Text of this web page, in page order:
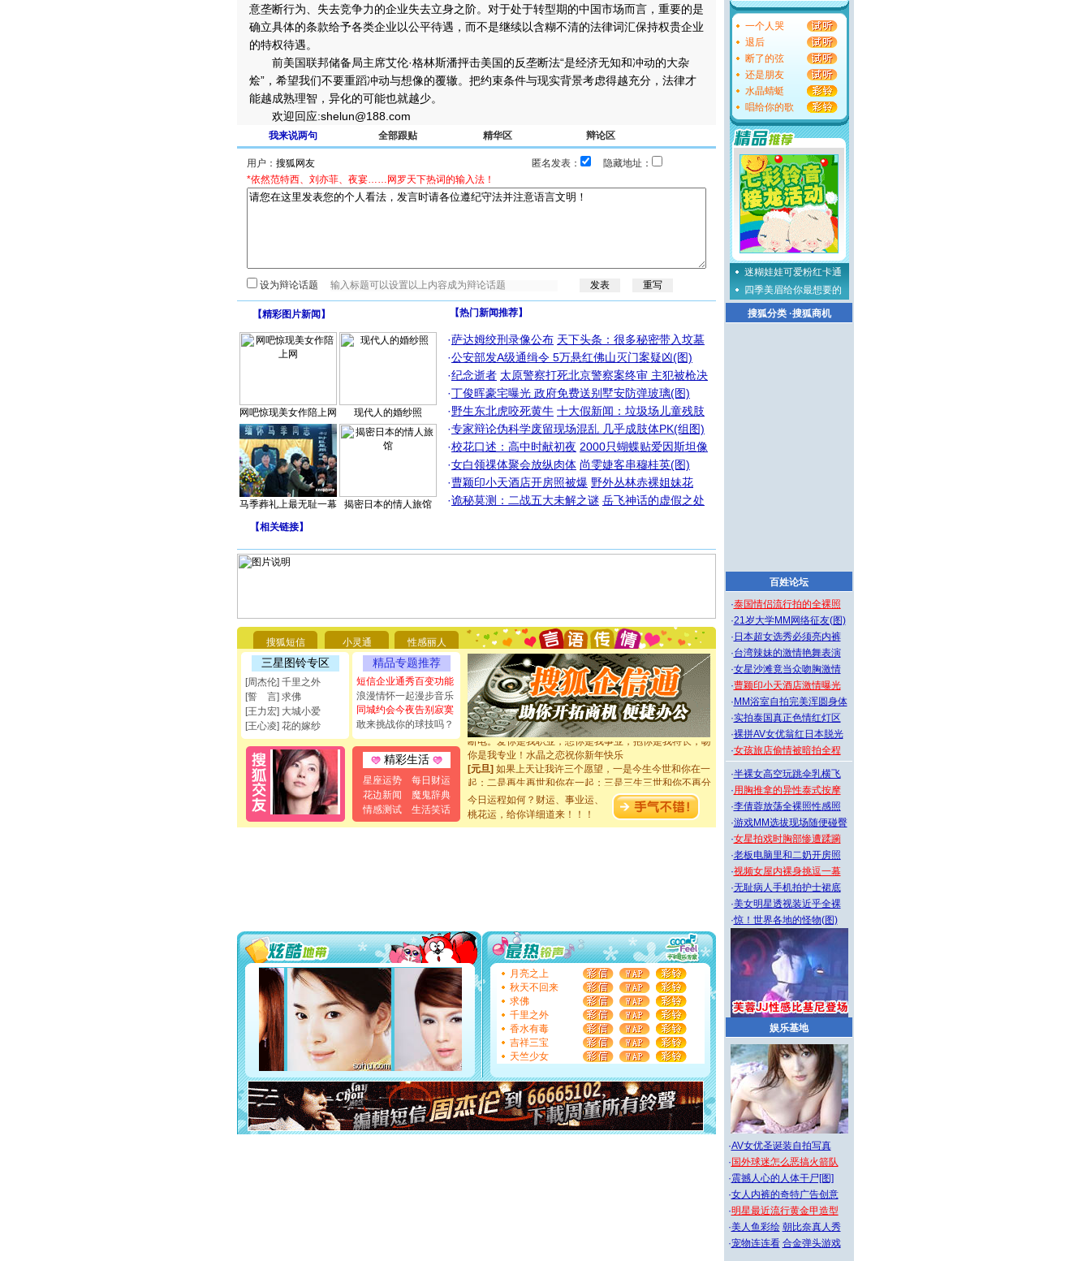
意垄断行为、失去竞争力的企业失去立身之阶。对于处于转型期的中国市场而言，重要的是
确立具体的条款给予各类企业以公平待遇，而不是继续以含糊不清的法律词汇保持权贵企业
的特权待遇。
前美国联邦储备局主席艾伦·格林斯潘抨击美国的反垄断法“是经济无知和冲动的大杂
烩”，希望我们不要重蹈冲动与想像的覆辙。把约束条件与现实背景考虑得越充分，法律才
能越成熟理智，异化的可能也就越少。
欢迎回应:shelun@188.com
我来说两句 全部跟贴 精华区 辩论区
用户： 匿名发表：
隐藏地址：
*依然范特西、刘亦菲、夜宴……网罗天下热词的输入法！
设为辩论话题
【精彩图片新闻 】
网吧惊现美女作陪上网 现代人的婚纱照
马季葬礼上最无耻一幕 揭密日本的情人旅馆
【热门新闻推荐】
·萨达姆绞刑录像公布 天下头条：很多秘密带入坟墓
·公安部发A级通缉令 5万悬红佛山灭门案疑凶(图)
·纪念逝者 太原警察打死北京警察案终审 主犯被枪决
·丁俊晖豪宅曝光 政府免费送别墅安防弹玻璃(图)
·野生东北虎咬死黄牛 十大假新闻：垃圾场儿童残肢
·专家辩论伪科学废留现场混乱 几乎成肢体PK(组图)
·校花口述：高中时献初夜 2000只蝴蝶贴爱因斯坦像
·女白领祼体聚会放纵肉体 尚雯婕客串穆桂英(图)
·曹颖印小天酒店开房照被爆 野外丛林赤裸姐妹花
·诡秘莫测：二战五大未解之谜 岳飞神话的虚假之处
【相关链接】
搜狐短信 小灵通 性感丽人
三星图铃专区
[周杰伦] 千里之外
[誓 言] 求佛
[王力宏] 大城小爱
[王心凌] 花的嫁纱
精品专题推荐
短信企业通秀百变功能
浪漫情怀一起漫步音乐
同城约会今夜告别寂寞
敢来挑战你的球技吗？
精彩生活
星座运势
每日财运
花边新闻
魔鬼辞典
情感测试
生活笑话
要平安！千万要知足！千万不要忘记我！
[圣诞节]不只这样的日子才会想起你,而是这样的日子才
能正大光明地骚扰你,告诉你,圣诞要快乐!新年要快乐!天天
都要快乐噢!
[圣诞节]奉上一颗祝福的心,在这个特别的日子里,愿幸福,
如意,快乐,鲜花,一切美好的祝愿与你同在.圣诞快乐!
[元旦]看到你我会触电；看不到你我要充电；没有你我会
断电。爱你是我职业，想你是我事业，抱你是我特长，吻
你是我专业！水晶之恋祝你新年快乐
[元旦]如果上天让我许三个愿望，一是今生今世和你在一
起；二是再生再世和你在一起；三是三生三世和你不再分
离。水晶之恋祝你新年快乐
[元旦]当我狠下心扭头离去那一刻，你在我身后无助地哭
泣，这痛楚让我明白我多么爱你。我转身抱住你：这猪不
卖了。水晶之恋祝你新年快乐。
你太多，只有给你五千万：千万快乐！千万要健康！千万
要平安！千万要知足！千万不要忘记我！
[圣诞节]
不只这样的日子才会想起你,而是这样的日子才
能正大光明地骚扰你,告诉你,圣诞要快乐!新年要快乐!天天
都要快乐噢!
[圣诞节]
奉上一颗祝福的心,在这个特别的日子里,愿幸福,
如意,快乐,鲜花,一切美好的祝愿与你同在.圣诞快乐!
[元旦]
看到你我会触电；看不到你我要充电；没有你我会
断电。爱你是我职业，想你是我事业，抱你是我特长，吻
你是我专业！水晶之恋祝你新年快乐
[元旦]如果上天让我许三个愿望，一是今生今世和你在一
起；二是再生再世和你在一起；三是三生三世和你不再分
离。水晶之恋祝你新年快乐
[元旦]当我狠下心扭头离去那一刻，你在我身后无助地哭
泣，这痛楚让我明白我多么爱你。我转身抱住你：这猪不
今日运程如何？财运、事业运、
桃花运，给你详细道来！！！
月亮之上
秋天不回来
求佛
千里之外
香水有毒
吉祥三宝
天竺少女
一个人哭
退后
断了的弦
还是朋友
水晶蜻蜓
唱给你的歌
迷糊娃娃可爱粉红卡通
四季美眉给你最想要的
搜狐分类·搜狐商机
百姓论坛
·泰国情侣流行拍的全裸照
·21岁大学MM网络征友(图)
· 日本超女选秀必须亮内裤
·台湾辣妹的激情艳舞表演
·女星沙滩竟当众吻胸激情
·曹颖印小天酒店激情曝光
· MM浴室自拍完美浑圆身体
·实拍泰国真正色情红灯区
·裸拼AV女优翁红日本脱光
·女孩旅店偷情被暗拍全程
·半裸女高空玩跳伞乳横飞
·用胸推拿的异性泰式按摩
·李倩蓉放荡全裸照性感照
·游戏MM选拔现场随便碰臀
·女星拍戏时胸部惨遭蹂躏
·老板电脑里和二奶开房照
·视频女屋内裸身挑逗一幕
·无耻病人手机拍护士裙底
·美女明星透视装近乎全裸
·惊！世界各地的怪物(图)
娱乐基地
·AV女优圣诞装自拍写真
· 国外球迷怎么恶搞火箭队
·震撼人心的人体干尸[图]
·女人内裤的奇特广告创意
·明星最近流行黄金甲造型
·美人鱼彩绘 朝比奈真人秀
·宠物连连看 合金弹头游戏